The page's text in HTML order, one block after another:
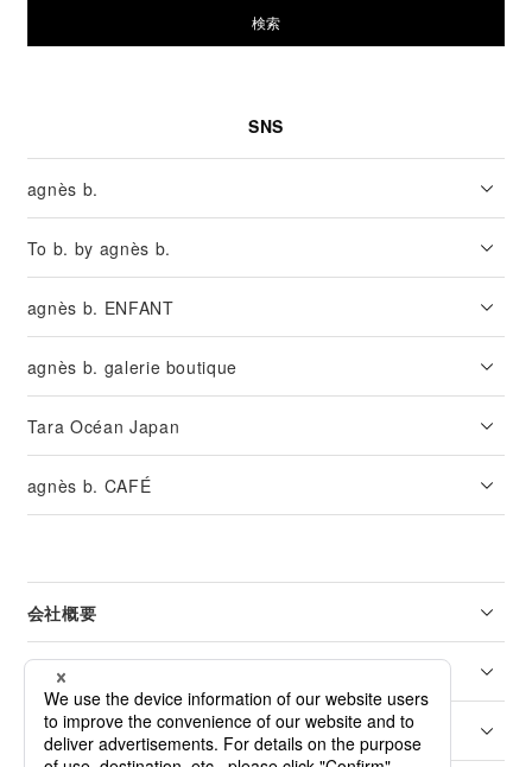
検索
SNS
agnès b.
To b. by agnès b.
agnès b. ENFANT
agnès b. galerie boutique
Tara Océan Japan
agnès b. CAFÉ
会社概要
リーガル
カスタマーサービス